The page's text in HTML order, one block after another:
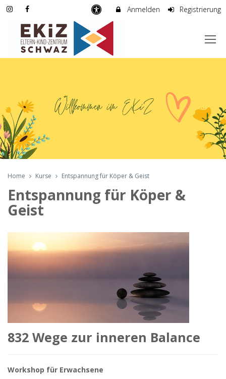
Anmelden Registrierung
Home Kurse Entspannung für Köper & Geist
Entspannung für Köper &
Geist
832 Wege zur inneren Balance
Workshop für Erwachsene